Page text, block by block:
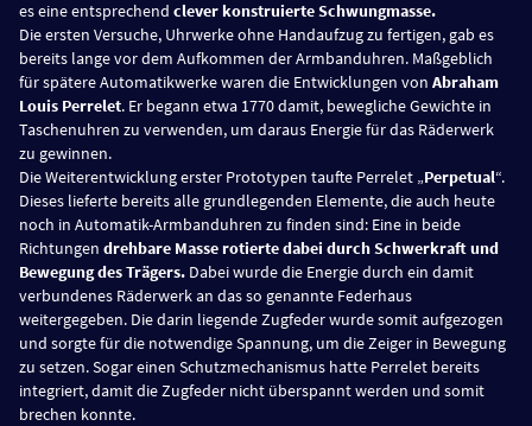
es eine entsprechend clever konstruierte Schwungmasse.
Die ersten Versuche, Uhrwerke ohne Handaufzug zu fertigen, gab es
bereits lange vor dem Aufkommen der Armbanduhren. Maßgeblich
für spätere Automatikwerke waren die Entwicklungen von Abraham
Louis Perrelet. Er begann etwa 1770 damit, bewegliche Gewichte in
Taschenuhren zu verwenden, um daraus Energie für das Räderwerk
zu gewinnen.
Die Weiterentwicklung erster Prototypen taufte Perrelet „Perpetual“.
Dieses lieferte bereits alle grundlegenden Elemente, die auch heute
noch in Automatik-Armbanduhren zu finden sind: Eine in beide
Richtungen drehbare Masse rotierte dabei durch Schwerkraft und
Bewegung des Trägers. Dabei wurde die Energie durch ein damit
verbundenes Räderwerk an das so genannte Federhaus
weitergegeben. Die darin liegende Zugfeder wurde somit aufgezogen
und sorgte für die notwendige Spannung, um die Zeiger in Bewegung
zu setzen. Sogar einen Schutzmechanismus hatte Perrelet bereits
integriert, damit die Zugfeder nicht überspannt werden und somit
brechen konnte.